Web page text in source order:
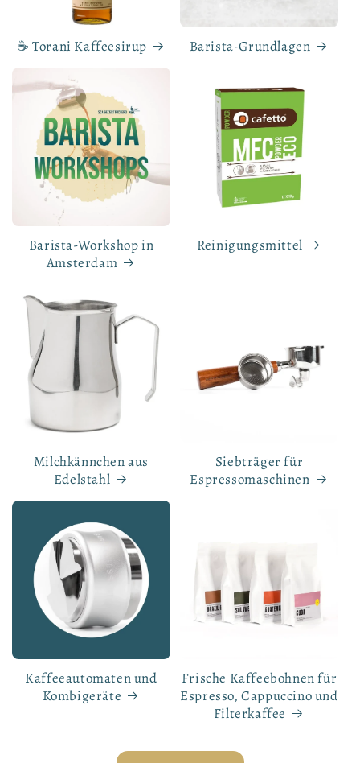
☕ Torani Kaffeesirup Barista-Grundlagen
Barista-Workshop in
Amsterdam
Reinigungsmittel
Milchkännchen aus
Edelstahl
Siebträger für
Espressomaschinen
Kaffeeautomaten und
Kombigeräte
Frische Kaffeebohnen für
Espresso, Cappuccino und
Filterkaffee